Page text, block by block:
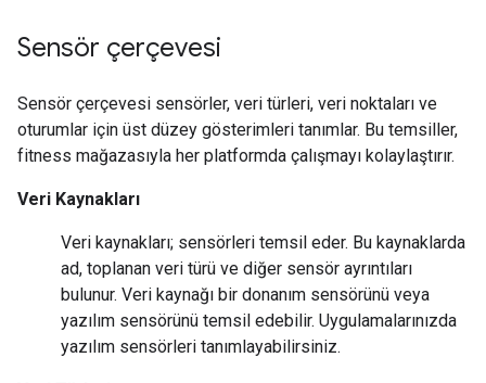
Sensör çerçevesi
Sensör çerçevesi sensörler, veri türleri, veri noktaları ve
oturumlar için üst düzey gösterimleri tanımlar. Bu temsiller,
fitness mağazasıyla her platformda çalışmayı kolaylaştırır.
Veri Kaynakları
Veri kaynakları; sensörleri temsil eder. Bu kaynaklarda
ad, toplanan veri türü ve diğer sensör ayrıntıları
bulunur. Veri kaynağı bir donanım sensörünü veya
yazılım sensörünü temsil edebilir. Uygulamalarınızda
yazılım sensörleri tanımlayabilirsiniz.